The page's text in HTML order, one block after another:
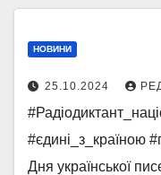
НОВИНИ
25.10.2024
#єдині_з_країною
Дня української